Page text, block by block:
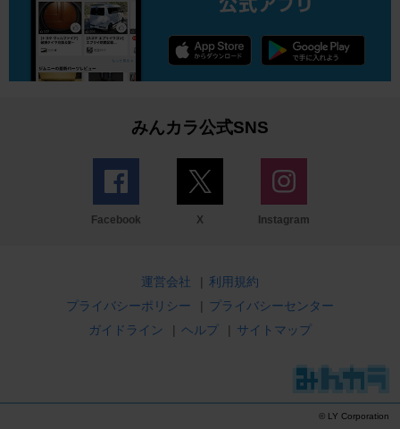
みんカラ公式SNS
Facebook X Instagram
運営会社 | 利用規約
プライバシーポリシー
| プライバシーセンター
ガイドライン
| ヘルプ | サイトマップ
© LY Corporation